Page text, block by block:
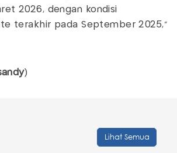
2026, dengan kondisi
terakhir pada September 2025,"
)
Lihat Semua